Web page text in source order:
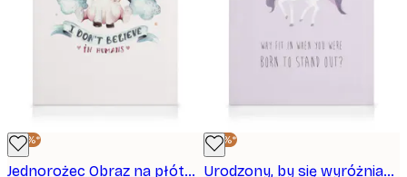
-25%*
Jednorożec Obraz na płótnie
-25%*
Urodzony, by się wyróżniać Obraz na płótnie